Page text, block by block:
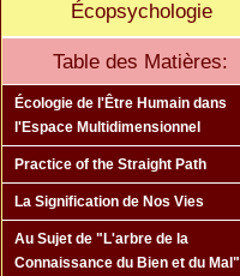
Écopsychologie
Table des Matières:
Écologie de l'Être Humain dans
l'Espace Multidimensionnel
Practice of the Straight Path
La Signification de Nos Vies
Au Sujet de "L'arbre de la
Connaissance du Bien et du Mal"